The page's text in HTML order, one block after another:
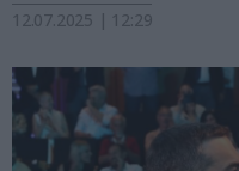
12.07.2025 | 12:29